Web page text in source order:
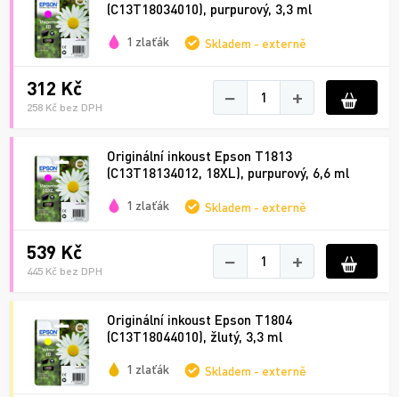
(C13T18034010), purpurový, 3,3 ml
1 zlaťák Skladem - externě
312 Kč
258 Kč bez DPH − +
Originální inkoust Epson T1813
(C13T18134012, 18XL), purpurový, 6,6 ml
1 zlaťák Skladem - externě
539 Kč
445 Kč bez DPH − +
Originální inkoust Epson T1804
(C13T18044010), žlutý, 3,3 ml
1 zlaťák Skladem - externě